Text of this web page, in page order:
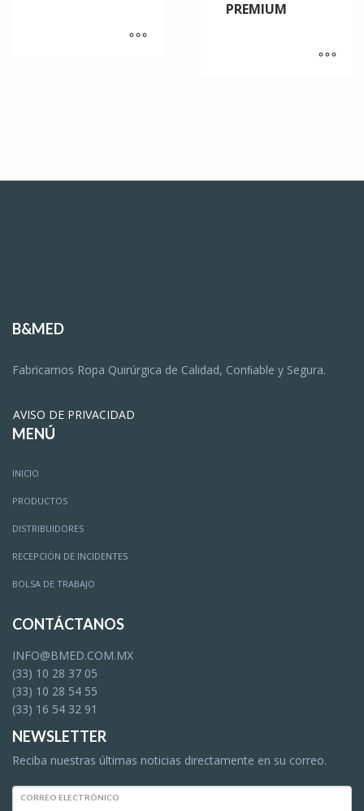
PREMIUM
B&MED
Fabricamos Ropa Quirúrgica de Calidad, Conﬁable y Segura.
AVISO DE PRIVACIDAD
MENÚ
INICIO
PRODUCTOS
DISTRIBUIDORES
RECEPCIÓN DE INCIDENTES
BOLSA DE TRABAJO
CONTÁCTANOS
INFO@BMED.COM.MX
(33) 10 28 37 05
(33) 10 28 54 55
(33) 16 54 32 91
NEWSLETTER
Reciba nuestras últimas noticias directamente en su correo.
CORREO ELECTRÓNICO